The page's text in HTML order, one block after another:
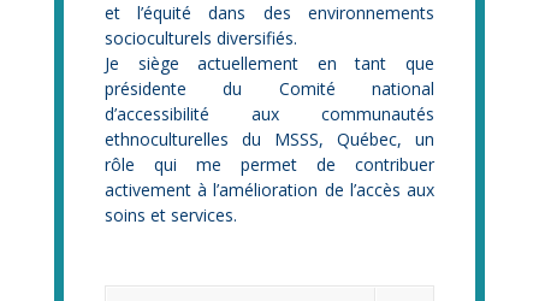
et l’équité dans des environnements
socioculturels diversifiés.
Je siège actuellement en tant que
présidente du Comité national
d’accessibilité aux communautés
ethnoculturelles du MSSS, Québec, un
rôle qui me permet de contribuer
activement à l’amélioration de l’accès aux
soins et services.